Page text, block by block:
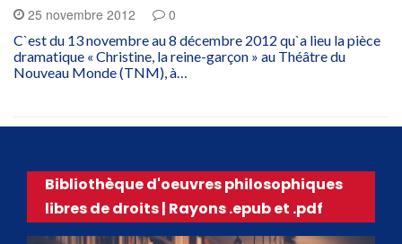
25 novembre 2012 0
C`est du 13 novembre au 8 décembre 2012 qu`a lieu la pièce
dramatique « Christine, la reine-garçon » au Théâtre du
Nouveau Monde (TNM), à…
Bibliothèque d'oeuvres philosophiques
libres de droits | Rayons .epub et .pdf